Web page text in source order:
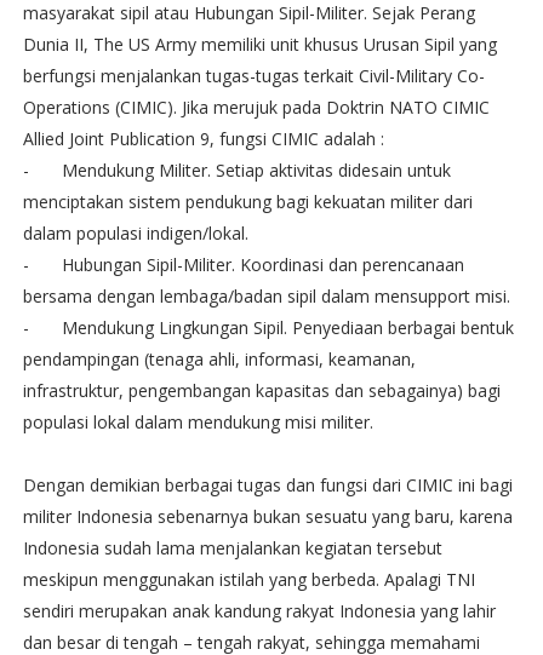
masyarakat sipil atau Hubungan Sipil-Militer. Sejak Perang
Dunia II, The US Army memiliki unit khusus Urusan Sipil yang
berfungsi menjalankan tugas-tugas terkait Civil-Military Co-
Operations (CIMIC). Jika merujuk pada Doktrin NATO CIMIC
Allied Joint Publication 9, fungsi CIMIC adalah :
-
Mendukung Militer. Setiap aktivitas didesain untuk
menciptakan sistem pendukung bagi kekuatan militer dari
dalam populasi indigen/lokal.
-
Hubungan Sipil-Militer. Koordinasi dan perencanaan
bersama dengan lembaga/badan sipil dalam mensupport misi.
-
Mendukung Lingkungan Sipil. Penyediaan berbagai bentuk
pendampingan (tenaga ahli, informasi, keamanan,
infrastruktur, pengembangan kapasitas dan sebagainya) bagi
populasi lokal dalam mendukung misi militer.
Dengan demikian berbagai tugas dan fungsi dari CIMIC ini bagi
militer Indonesia sebenarnya bukan sesuatu yang baru, karena
Indonesia sudah lama menjalankan kegiatan tersebut
meskipun menggunakan istilah yang berbeda. Apalagi TNI
sendiri merupakan anak kandung rakyat Indonesia yang lahir
dan besar di tengah – tengah rakyat, sehingga memahami